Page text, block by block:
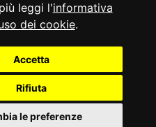
leggi l'informativa
dei cookie.
Accetta
Rifiuta
le preferenze
|feedback
da